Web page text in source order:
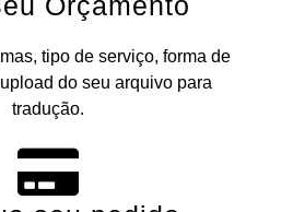
tipo de serviço, forma de
do seu arquivo para
tradução.